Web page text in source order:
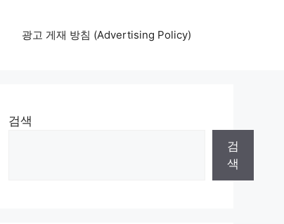
광고 게재 방침 (Advertising Policy)
검색
검
색